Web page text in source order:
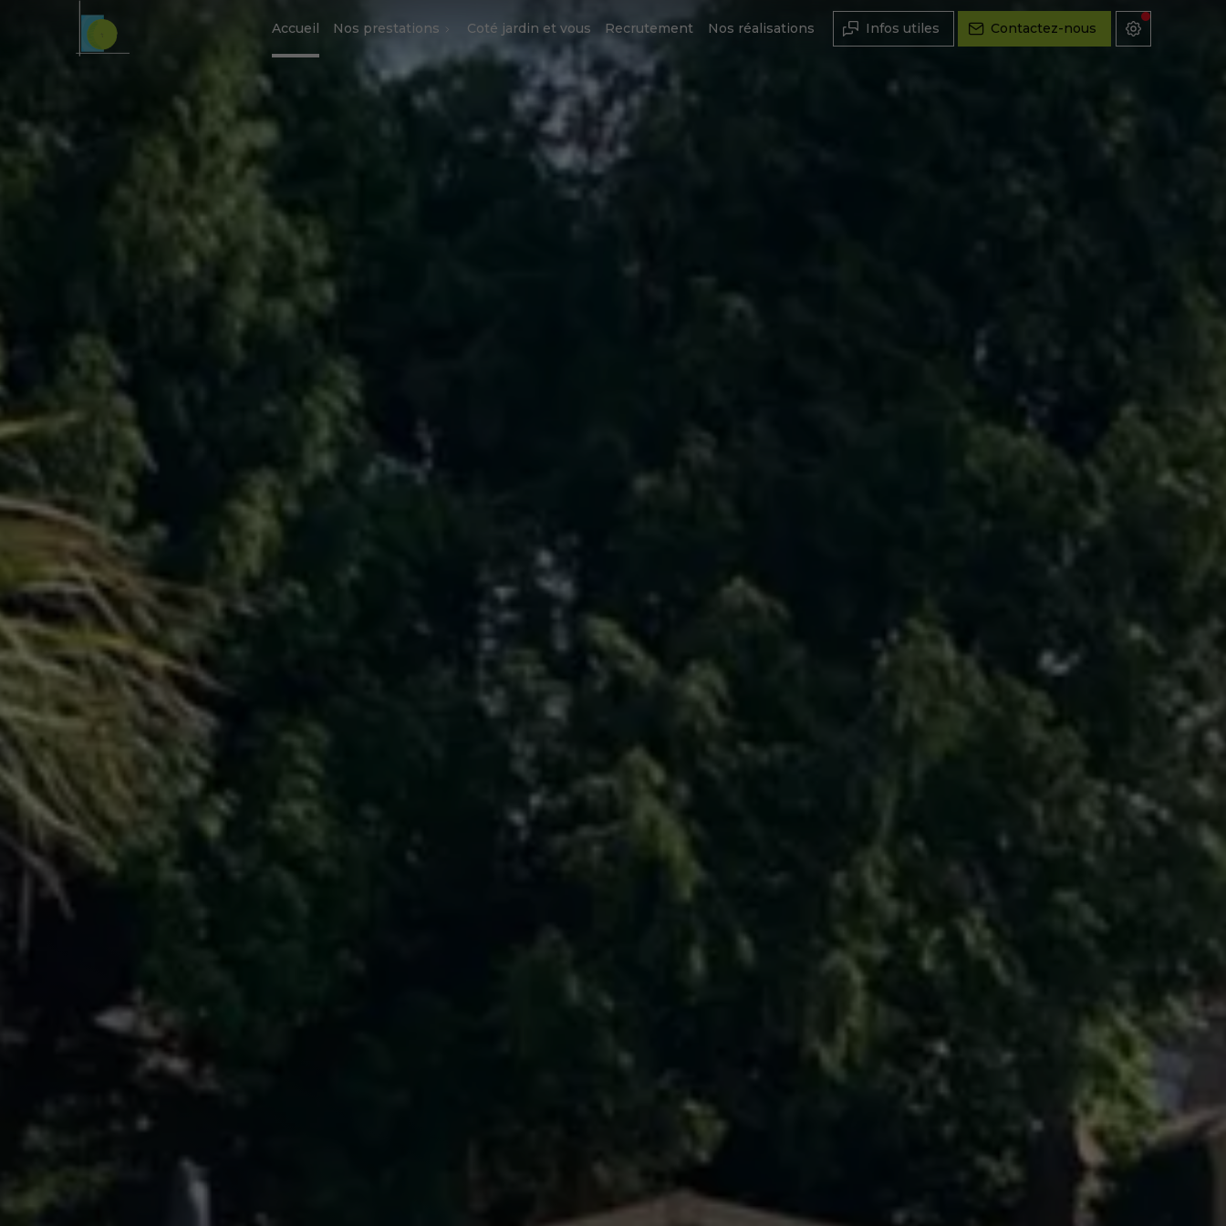
Accueil Nos prestations
Piscine et bassin d'agréments
Coté jardin et vous Recrutement Nos réalisations Infos utiles Contactez-nous